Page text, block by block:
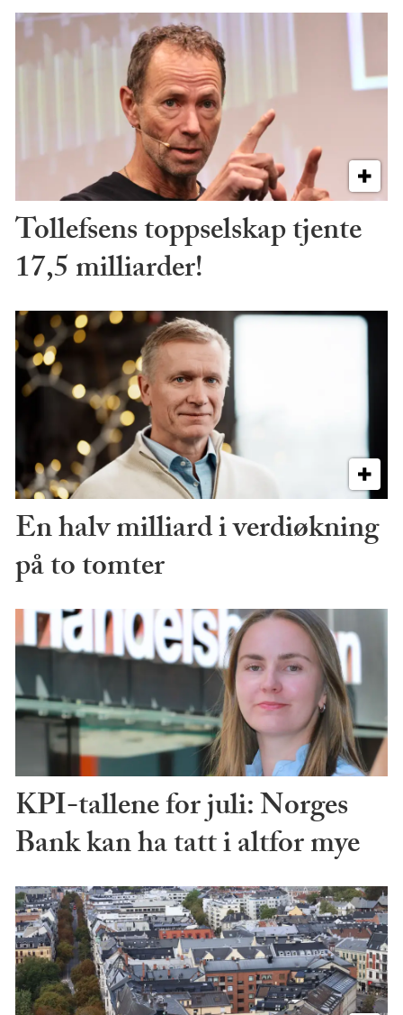
Tollefsens toppselskap tjente
17,5 milliarder!
En halv milliard i verdiøkning
på to tomter
KPI-tallene for juli: Norges
Bank kan ha tatt i altfor mye